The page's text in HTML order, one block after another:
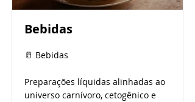
Bebidas
🥛 Bebidas
Preparações líquidas alinhadas ao
universo carnívoro, cetogênico e